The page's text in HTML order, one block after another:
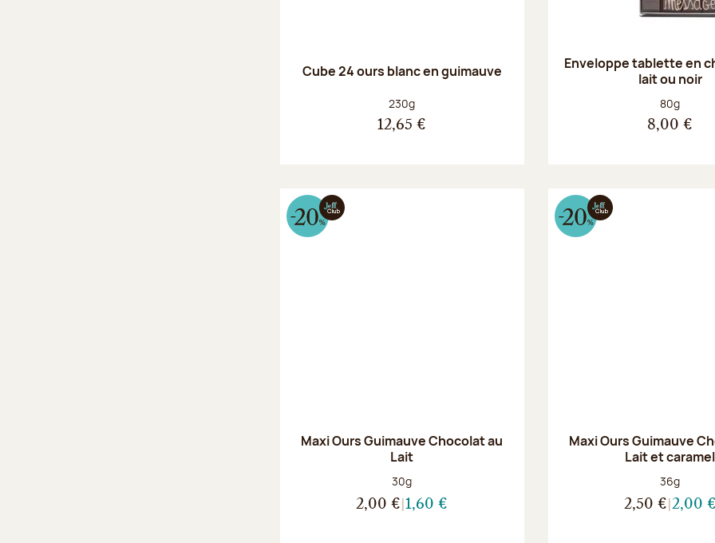
Cube 24 ours blanc en guimauve
Poids net :
230g
12,65 €
Enveloppe tablette en
lait ou noir
Poids net :
80g
8,00 €
Maxi Ours Guimauve Chocolat au
Lait
Poids net :
30g
2,00 € 1,60 €
Maxi Ours Guimauve
Lait et caramel
Poids net :
36g
2,50 € 2,00 €